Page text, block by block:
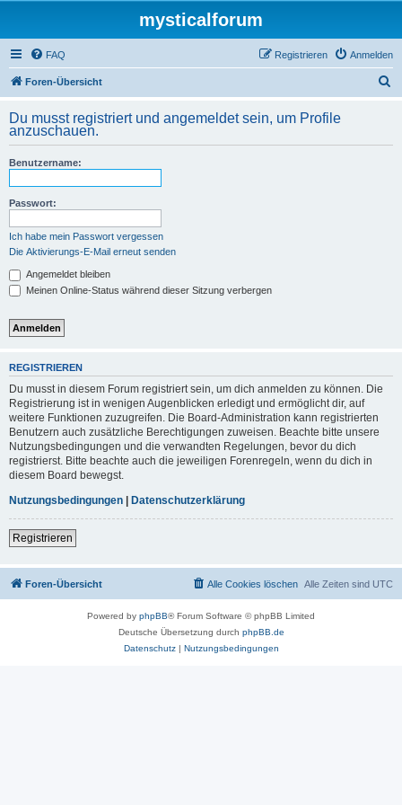
mysticalforum
FAQ Anmelden
Registrieren
Foren-Übersicht
h
Du musst registriert und angemeldet sein, um Profile
anzuschauen.
Benutzername:
Passwort:
Ich habe mein Passwort vergessen
Die Aktivierungs-E-Mail erneut senden
Angemeldet bleiben
Meinen Online-Status während dieser Sitzung verbergen
REGISTRIEREN
Du musst in diesem Forum registriert sein, um dich anmelden zu können. Die
Registrierung ist in wenigen Augenblicken erledigt und ermöglicht dir, auf
weitere Funktionen zuzugreifen. Die Board-Administration kann registrierten
Benutzern auch zusätzliche Berechtigungen zuweisen. Beachte bitte unsere
Nutzungsbedingungen und die verwandten Regelungen, bevor du dich
registrierst. Bitte beachte auch die jeweiligen Forenregeln, wenn du dich in
diesem Board bewegst.
Nutzungsbedingungen | Datenschutzerklärung
Registrieren
Foren-Übersicht Alle Zeiten sind UTC
Alle Cookies löschen
Powered by phpBB® Forum Software © phpBB Limited
Deutsche Übersetzung durch phpBB.de
Datenschutz| Nutzungsbedingungen